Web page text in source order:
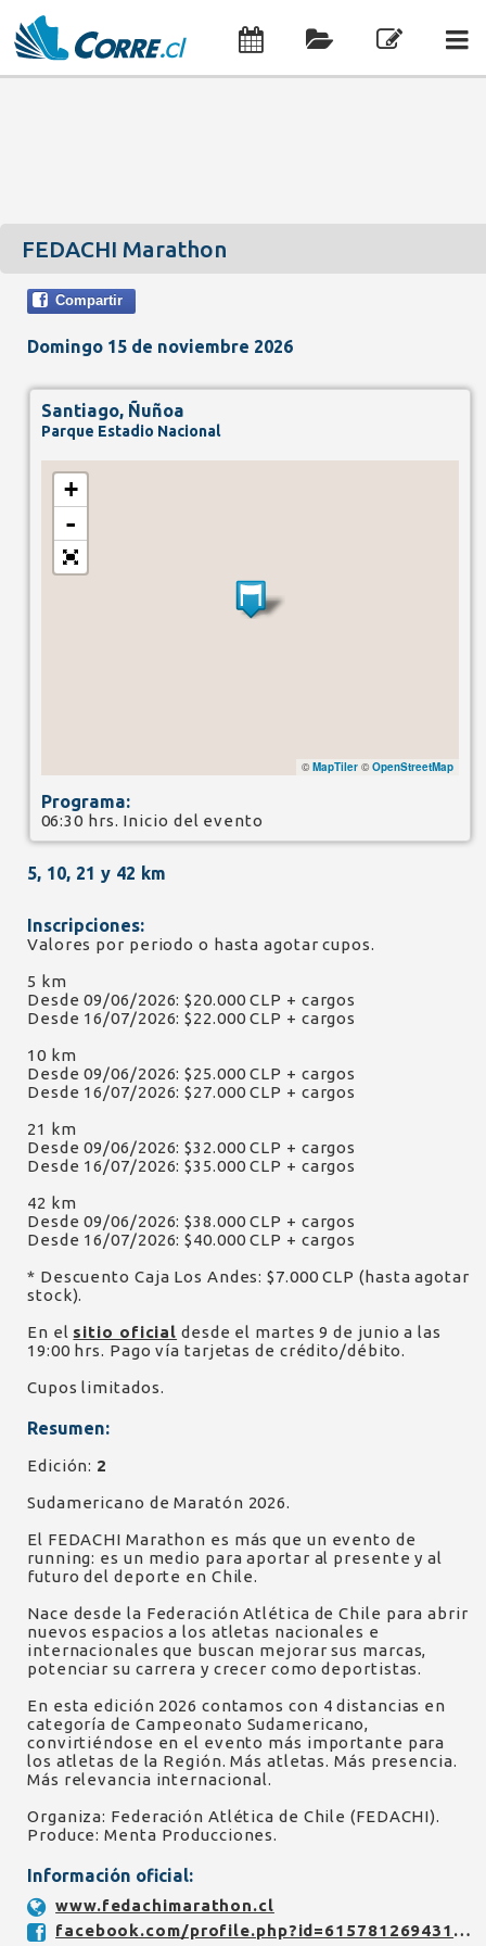
FEDACHI Marathon
Compartir
Domingo 15 de noviembre 2026
Santiago, Ñuñoa
Parque Estadio Nacional
+
-
© MapTiler© OpenStreetMap
Programa:
06:30 hrs. Inicio del evento
5, 10, 21 y 42 km
Inscripciones:
Valores por periodo o hasta agotar cupos.
5 km
Desde 09/06/2026: $20.000 CLP + cargos
Desde 16/07/2026: $22.000 CLP + cargos
10 km
Desde 09/06/2026: $25.000 CLP + cargos
Desde 16/07/2026: $27.000 CLP + cargos
21 km
Desde 09/06/2026: $32.000 CLP + cargos
Desde 16/07/2026: $35.000 CLP + cargos
42 km
Desde 09/06/2026: $38.000 CLP + cargos
Desde 16/07/2026: $40.000 CLP + cargos
* Descuento Caja Los Andes: $7.000 CLP (hasta agotar
stock).
En el sitio oficial desde el martes 9 de junio a las
19:00 hrs. Pago vía tarjetas de crédito/débito.
Cupos limitados.
Resumen:
Edición: 2
Sudamericano de Maratón 2026.
El FEDACHI Marathon es más que un evento de
running: es un medio para aportar al presente y al
futuro del deporte en Chile.
Nace desde la Federación Atlética de Chile para abrir
nuevos espacios a los atletas nacionales e
internacionales que buscan mejorar sus marcas,
potenciar su carrera y crecer como deportistas.
En esta edición 2026 contamos con 4 distancias en
categoría de Campeonato Sudamericano,
convirtiéndose en el evento más importante para
los atletas de la Región. Más atletas. Más presencia.
Más relevancia internacional.
Organiza: Federación Atlética de Chile (FEDACHI).
Produce: Menta Producciones.
Información oficial:
www.fedachimarathon.cl
facebook.com/profile.php?id=61578126943156